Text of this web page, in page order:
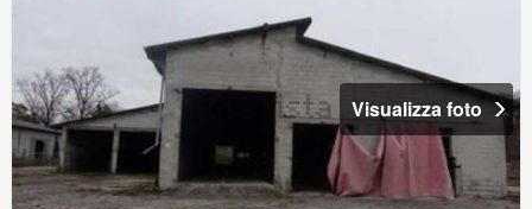
Visualizza foto